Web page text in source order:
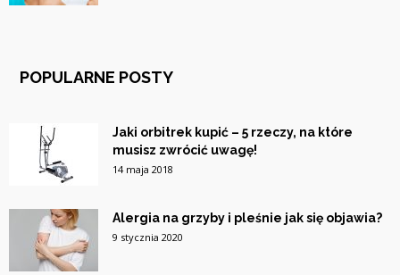
POPULARNE POSTY
Jaki orbitrek kupić – 5 rzeczy, na które
musisz zwrócić uwagę!
14 maja 2018
Alergia na grzyby i pleśnie jak się objawia?
9 stycznia 2020